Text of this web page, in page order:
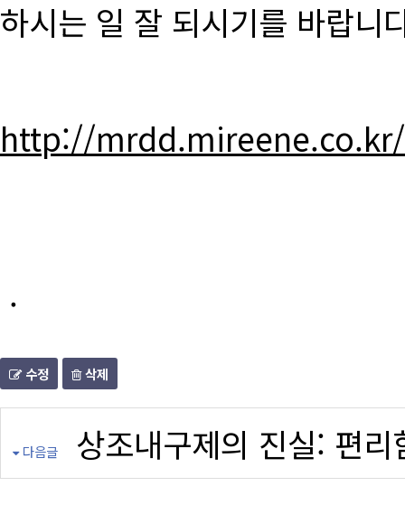
하시는 일 잘 되시기를 바랍니
http://
.
수정 삭제
다음글 상조내구제의 진실: 편